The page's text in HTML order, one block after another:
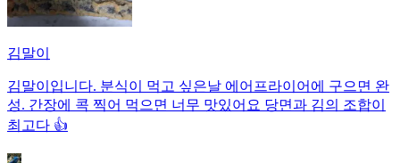
김말이
김말이입니다. 분식이 먹고 싶은날 에어프라이어에 구으면 완
성. 간장에 콕 찍어 먹으면 너무 맛있어요 당면과 김의 조합이
최고다 👍